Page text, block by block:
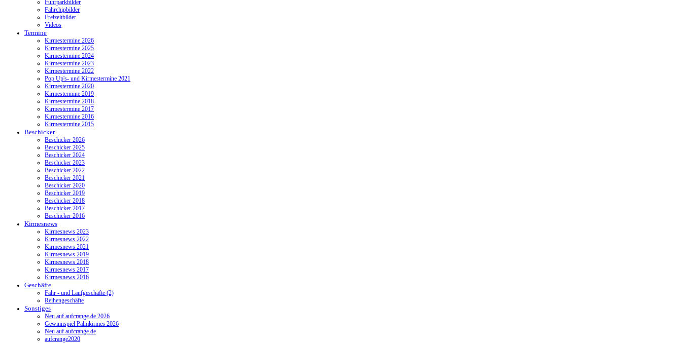
Fuhrparkbilder
Fahrchipbilder
Freizeitbilder
Videos
Termine
Kirmestermine 2026
Kirmestermine 2025
Kirmestermine 2024
Kirmestermine 2023
Kirmestermine 2022
Pop Up's- und Kirmestermine 2021
Kirmestermine 2020
Kirmestermine 2019
Kirmestermine 2018
Kirmestermine 2017
Kirmestermine 2016
Kirmestermine 2015
Beschicker
Beschicker 2026
Beschicker 2025
Beschicker 2024
Beschicker 2023
Beschicker 2022
Beschicker 2021
Beschicker 2020
Beschicker 2019
Beschicker 2018
Beschicker 2017
Beschicker 2016
Kirmesnews
Kirmesnews 2023
Kirmesnews 2022
Kirmesnews 2021
Kirmesnews 2019
Kirmesnews 2018
Kirmesnews 2017
Kirmesnews 2016
Geschäfte
Fahr - und Laufgeschäfte (2)
Reihengeschäfte
Sonstiges
Neu auf aufcrange.de 2026
Gewinnspiel Palmkirmes 2026
Neu auf aufcrange.de
aufcrange2020